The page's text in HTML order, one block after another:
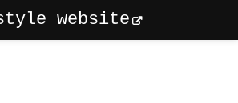
website